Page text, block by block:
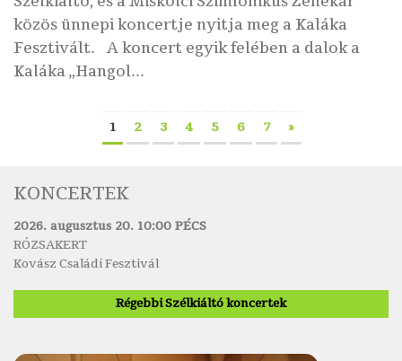
közös ünnepi koncertje nyitja meg a Kaláka
Fesztivált. A koncert egyik felében a dalok a
Kaláka „Hangol...
1 2 3 4 5 6 7 »
KONCERTEK
2026. augusztus 20. 10:00 PÉCS
RÓZSAKERT
Kovász Családi Fesztivál
Régebbi Szélkiáltó koncertek